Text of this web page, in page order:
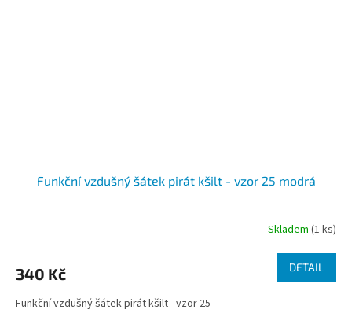
Funkční vzdušný šátek pirát kšilt - vzor 25 modrá
Skladem (1 ks)
340 Kč DETAIL
Funkční vzdušný šátek pirát kšilt - vzor 25